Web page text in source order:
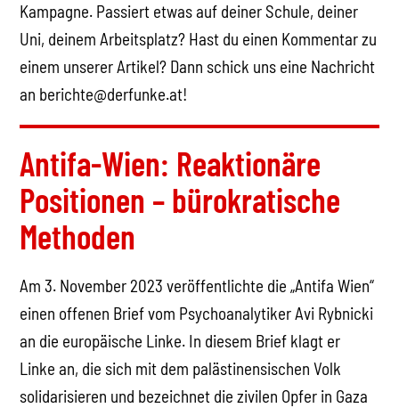
Kampagne. Passiert etwas auf deiner Schule, deiner
Uni, deinem Arbeitsplatz? Hast du einen Kommentar zu
einem unserer Artikel? Dann schick uns eine Nachricht
an berichte@derfunke.at!
Antifa-Wien: Reaktionäre
Positionen – bürokratische
Methoden
Am 3. November 2023 veröffentlichte die „Antifa Wien“
einen offenen Brief vom Psychoanalytiker Avi Rybnicki
an die europäische Linke. In diesem Brief klagt er
Linke an, die sich mit dem palästinensischen Volk
solidarisieren und bezeichnet die zivilen Opfer in Gaza